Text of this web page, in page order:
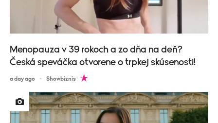
Menopauza v 39 rokoch a zo dňa na deň?
Česká speváčka otvorene o trpkej skúsenosti!
a day ago Showbiznis